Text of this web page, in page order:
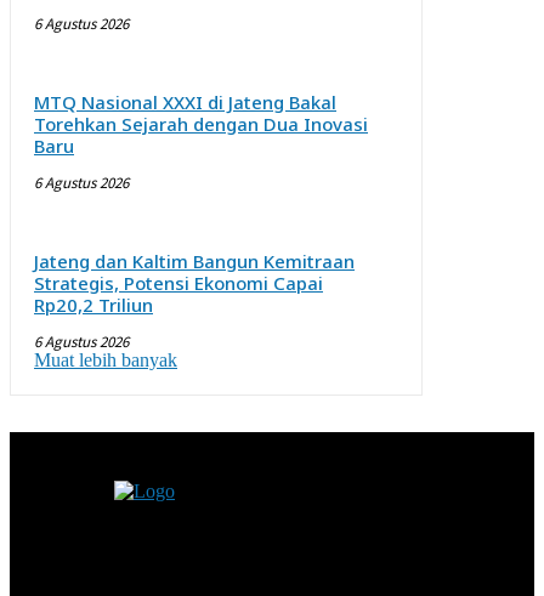
6 Agustus 2026
MTQ Nasional XXXI di Jateng Bakal
Torehkan Sejarah dengan Dua Inovasi
Baru
6 Agustus 2026
Jateng dan Kaltim Bangun Kemitraan
Strategis, Potensi Ekonomi Capai
Rp20,2 Triliun
6 Agustus 2026
Muat lebih banyak